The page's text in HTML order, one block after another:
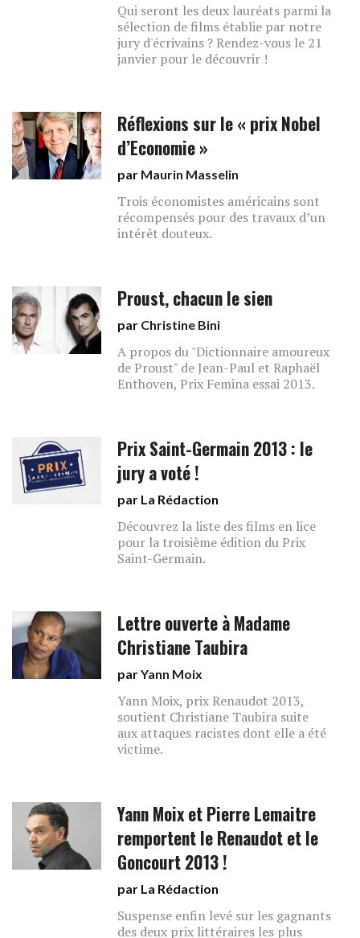
Qui seront les deux lauréats parmi la
sélection de films établie par notre
jury d'écrivains ? Rendez-vous le 21
janvier pour le découvrir !
Réflexions sur le « prix Nobel
d’Economie »
par Maurin Masselin
Trois économistes américains sont
récompensés pour des travaux d’un
intérêt douteux.
Proust, chacun le sien
par Christine Bini
A propos du "Dictionnaire amoureux
de Proust" de Jean-Paul et Raphaël
Enthoven, Prix Femina essai 2013.
Prix Saint-Germain 2013 : le
jury a voté !
par La Rédaction
Découvrez la liste des films en lice
pour la troisième édition du Prix
Saint-Germain.
Lettre ouverte à Madame
Christiane Taubira
parYann Moix
Yann Moix, prix Renaudot 2013,
soutient Christiane Taubira suite
aux attaques racistes dont elle a été
victime.
Yann Moix et Pierre Lemaitre
remportent le Renaudot et le
Goncourt 2013 !
par La Rédaction
Suspense enfin levé sur les gagnants
des deux prix littéraires les plus